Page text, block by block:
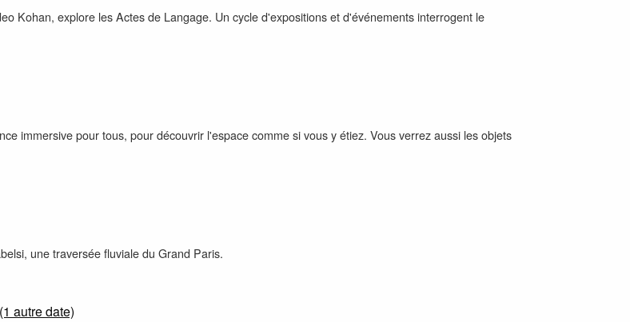
Kohan, explore les Actes de Langage. Un cycle d'expositions et d'événements interrogent le
immersive pour tous, pour découvrir l'espace comme si vous y étiez. Vous verrez aussi les objets
une traversée fluviale du Grand Paris.
(1 autre date)